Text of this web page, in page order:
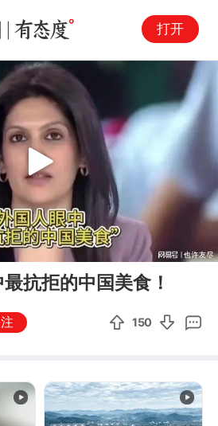
打开
03:27
Play
抗拒的中国美食！
150